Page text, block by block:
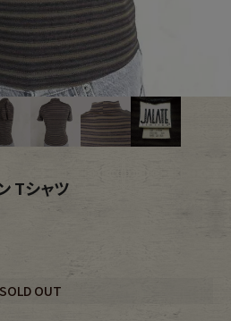
テゴリーから探す
Outer
Fafatt
カテゴリーから探す
Tシャツ
SOLD OUT